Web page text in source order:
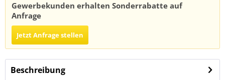
Gewerbekunden erhalten Sonderrabatte auf
Anfrage
Jetzt Anfrage stellen
Beschreibung